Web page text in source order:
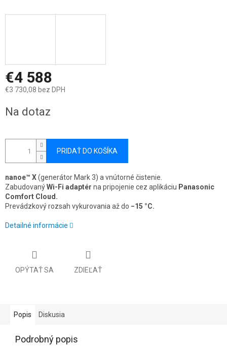
€4 588
€3 730,08 bez DPH
cena:
Na dotaz
PRIDAŤ DO KOŠÍKA
nanoe™ X(generátor Mark 3) a vnútorné čistenie.
ZabudovanýWi-Fi adaptér na pripojenie cez aplikáciu Panasonic
Comfort Cloud.
Prevádzkový rozsah vykurovania až do −15 °C.
Detailné informácie
OPÝTAŤ SA ZDIEĽAŤ
Popis Diskusia
Podrobný popis